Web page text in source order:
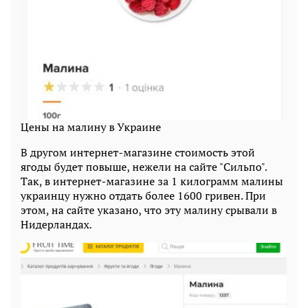
Цены на малину в Украине
В другом интернет-магазине стоимость этой
ягоды будет повыше, нежели на сайте "Сильпо".
Так, в интернет-магазине за 1 килограмм малины
украинцу нужно отдать более 1600 гривен. При
этом, на сайте указано, что эту малину срывали в
Нидерландах.